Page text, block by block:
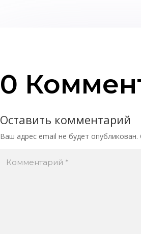
0
Оставить комментарий
Ваш адрес email не будет опубликован.